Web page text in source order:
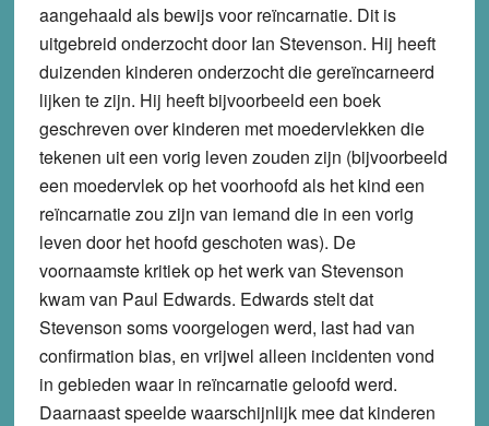
aangehaald als bewijs voor reïncarnatie. Dit is
uitgebreid onderzocht door Ian Stevenson. Hij heeft
duizenden kinderen onderzocht die gereïncarneerd
lijken te zijn. Hij heeft bijvoorbeeld een boek
geschreven over kinderen met moedervlekken die
tekenen uit een vorig leven zouden zijn (bijvoorbeeld
een moedervlek op het voorhoofd als het kind een
reïncarnatie zou zijn van iemand die in een vorig
leven door het hoofd geschoten was). De
voornaamste kritiek op het werk van Stevenson
kwam van Paul Edwards. Edwards stelt dat
Stevenson soms voorgelogen werd, last had van
confirmation bias, en vrijwel alleen incidenten vond
in gebieden waar in reïncarnatie geloofd werd.
Daarnaast speelde waarschijnlijk mee dat kinderen